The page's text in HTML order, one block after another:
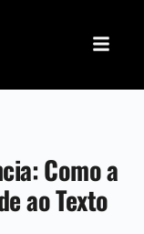
Como a
ao Texto